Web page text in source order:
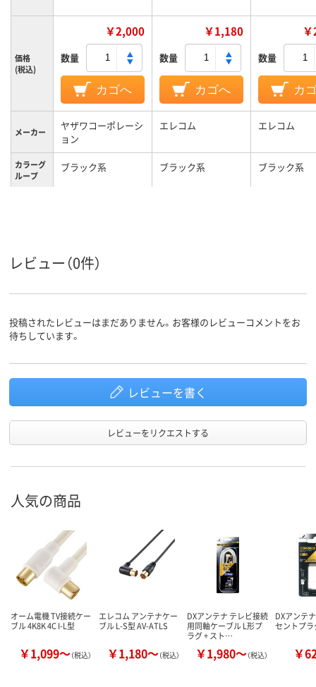
価格
(税込)
￥2,000
数量
カゴへ
￥1,180
数量
カゴへ
数量
カ
メーカー
ヤザワコーポレーシ
ョン
エレコム エレコム
カラーグ
ループ
ブラック系 ブラック系 ブラック系
レビュー（0件）
投稿されたレビューはまだありません。お客様のレビューコメントをお
待ちしています。
レビューを書く
レビューをリクエストする
人気の商品
オーム電機 TV接続ケー
ブル 4K8K 4C I-L型
￥1,099～（税込）
エレコム アンテナケー
ブル L-S型 AV-ATLS
￥1,180～（税込）
DXアンテナ テレビ接続
用同軸ケーブル L形プ
ラグ + スト…
￥1,980～（税込）
DXアンテ
セントプラ
￥